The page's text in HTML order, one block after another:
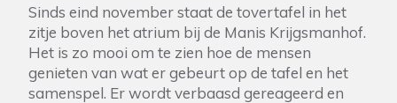
Sinds eind november staat de tovertafel in het
zitje boven het atrium bij de Manis Krijgsmanhof.
Het is zo mooi om te zien hoe de mensen
genieten van wat er gebeurt op de tafel en het
samenspel. Er wordt verbaasd gereageerd en